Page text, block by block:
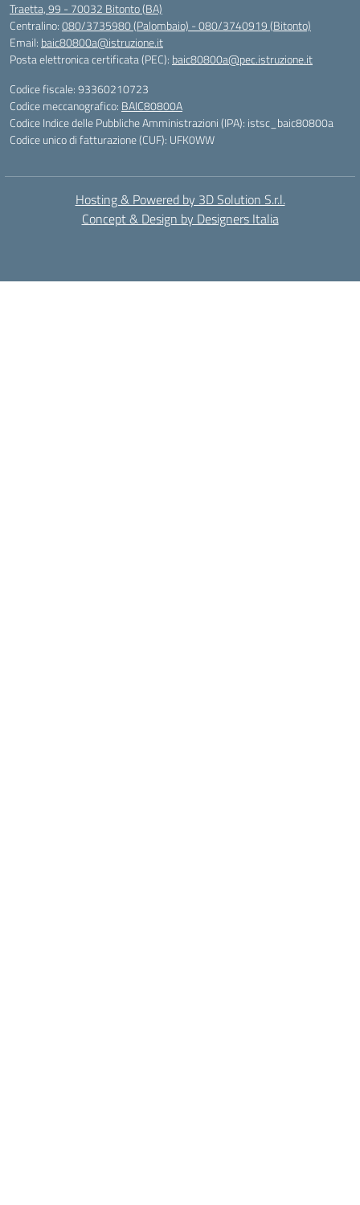
Traetta, 99 - 70032 Bitonto (BA)
Centralino:080/3735980 (Palombaio) - 080/3740919 (Bitonto)
Email: baic80800a@istruzione.it
Posta elettronica certificata (PEC): baic80800a@pec.istruzione.it
Codice fiscale: 93360210723
Codice meccanografico: BAIC80800A
Codice Indice delle Pubbliche Amministrazioni (IPA): istsc_baic80800a
Codice unico di fatturazione (CUF): UFK0WW
Hosting & Powered by 3D Solution S.r.l.
Concept & Design by Designers Italia